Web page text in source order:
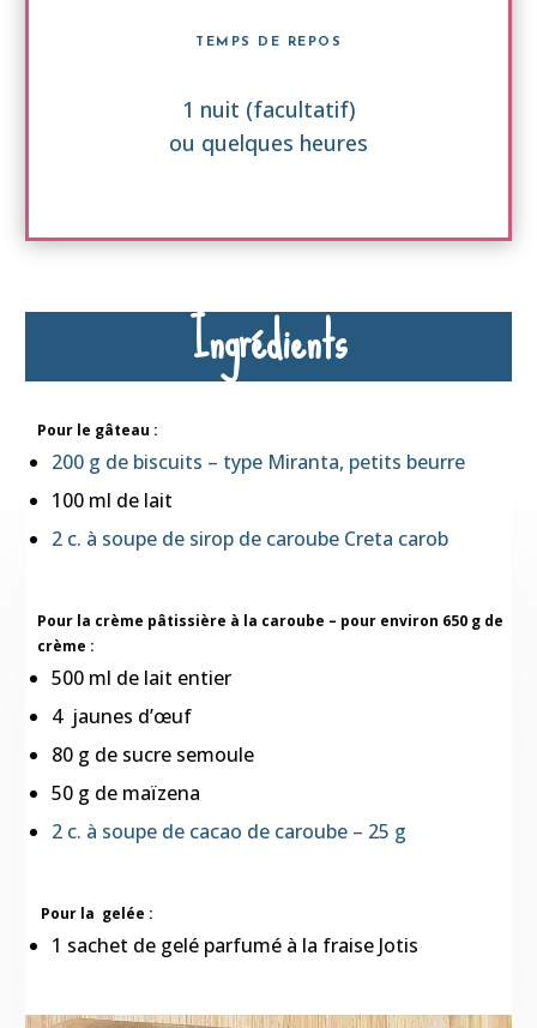
TEMPS DE REPOS
1 nuit (facultatif)
ou quelques heures
Ingrédients
Pour le gâteau :
200 g de biscuits – type Miranta, petits beurre
100 ml de lait
2 c. à soupe de sirop de caroube Creta carob
Pour la crème pâtissière à la caroube – pour environ 650 g de
crème :
500 ml de lait entier
4 jaunes d’œuf
80 g de sucre semoule
50 g de maïzena
2 c. à soupe de cacao de caroube – 25 g
Pour la gelée :
1 sachet de gelé parfumé à la fraise Jotis